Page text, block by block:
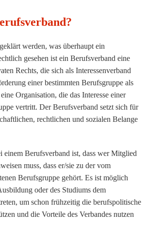
werden, was überhaupt ein
gesehen ist ein Berufsverband eine
Rechts, die sich als Interessenverband
einer bestimmten Berufsgruppe als
Organisation, die das Interesse einer
vertritt. Der Berufsverband setzt sich für
rechtlichen und sozialen Belange
einem Berufsverbandist, dasswerMitglied
muss, dass er/sie zu der vom
Berufsgruppe gehört. Es ist möglich
oder des Studiums dem
um schon frühzeitig die berufspolitische
und die Vorteile des Verbandes nutzen